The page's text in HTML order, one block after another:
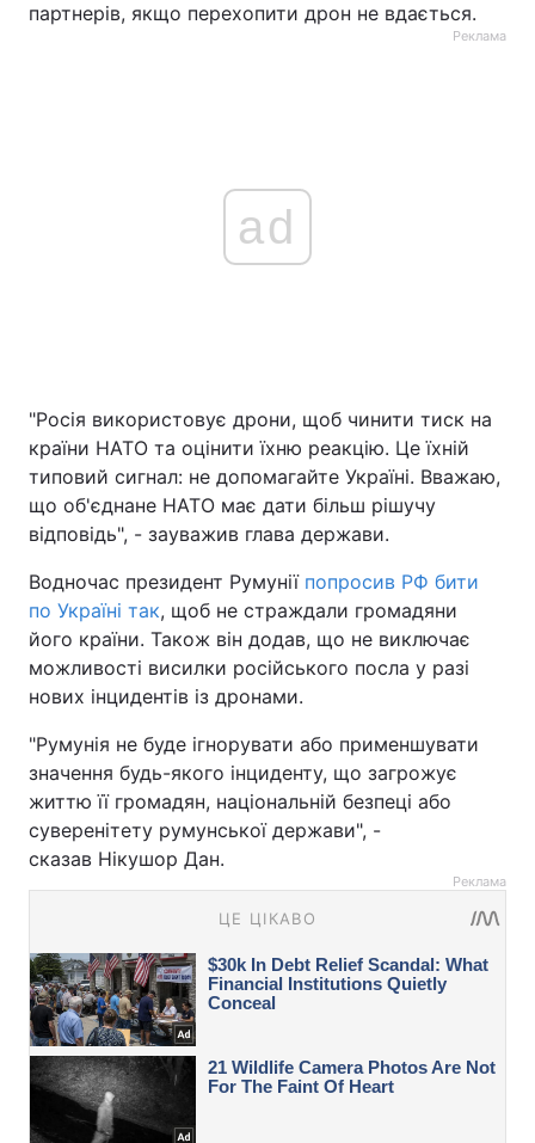
партнерів, якщо перехопити дрон не вдається.
Реклама
ad
"Росія використовує дрони, щоб чинити тиск на
країни НАТО та оцінити їхню реакцію. Це їхній
типовий сигнал: не допомагайте Україні. Вважаю,
що об'єднане НАТО має дати більш рішучу
відповідь", - зауважив глава держави.
Водночас президент Румунії попросив РФ бити
по Україні так, щоб не страждали громадяни
його країни. Також він додав, що не виключає
можливості висилки російського посла у разі
нових інцидентів із дронами.
"Румунія не буде ігнорувати або применшувати
значення будь-якого інциденту, що загрожує
життю її громадян, національній безпеці або
суверенітету румунської держави", -
сказав Нікушор Дан.
Реклама